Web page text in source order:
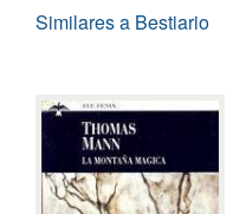
Similares a Bestiario